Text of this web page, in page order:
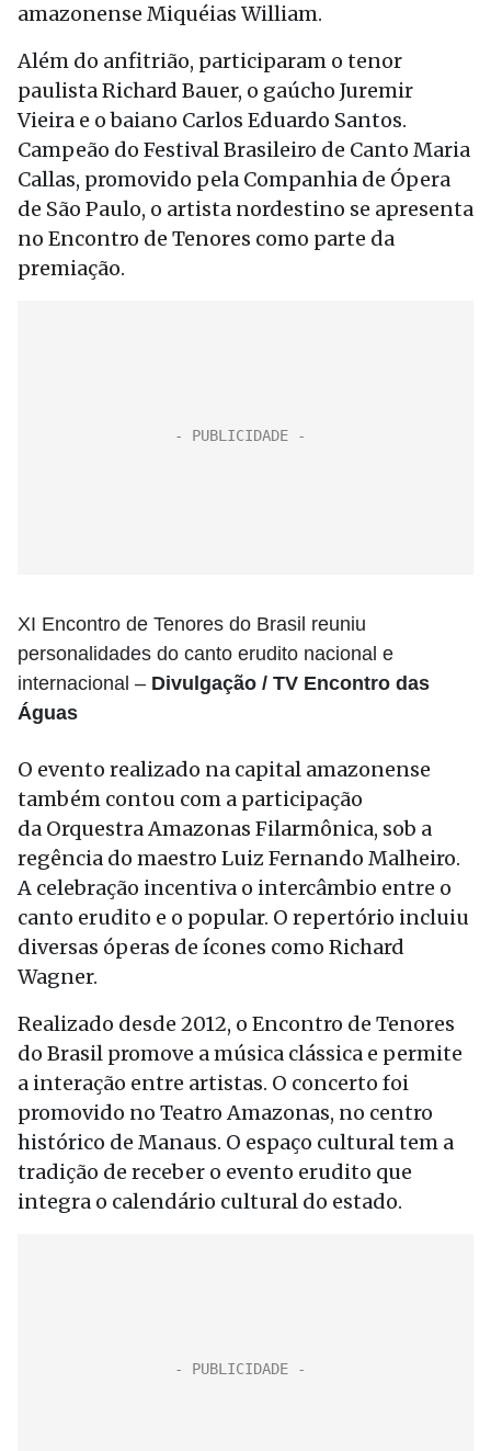
amazonense Miquéias William.
Além do anfitrião, participaram o tenor
paulista Richard Bauer, o gaúcho Juremir
Vieira e o baiano Carlos Eduardo Santos.
Campeão do Festival Brasileiro de Canto Maria
Callas, promovido pela Companhia de Ópera
de São Paulo, o artista nordestino se apresenta
no Encontro de Tenores como parte da
premiação.
XI Encontro de Tenores do Brasil reuniu
personalidades do canto erudito nacional e
internacional – Divulgação / TV Encontro das
Águas
O evento realizado na capital amazonense
também contou com a participação
da Orquestra Amazonas Filarmônica, sob a
regência do maestro Luiz Fernando Malheiro.
A celebração incentiva o intercâmbio entre o
canto erudito e o popular. O repertório incluiu
diversas óperas de ícones como Richard
Wagner.
Realizado desde 2012, o Encontro de Tenores
do Brasil promove a música clássica e permite
a interação entre artistas. O concerto foi
promovido no Teatro Amazonas, no centro
histórico de Manaus. O espaço cultural tem a
tradição de receber o evento erudito que
integra o calendário cultural do estado.